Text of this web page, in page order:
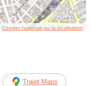
Corriger l’adresse ou la localisation
Trajet Maps